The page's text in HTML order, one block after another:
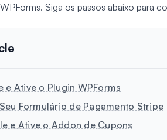
Siga os passos abaixo para
e Ative o Plugin WPForms
Formulário de Pagamento Stripe
e Ative o Addon de Cupons